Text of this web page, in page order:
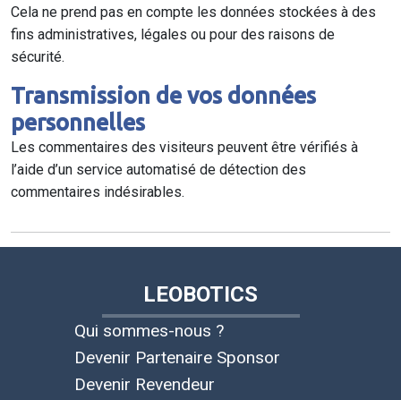
Cela ne prend pas en compte les données stockées à des
fins administratives, légales ou pour des raisons de
sécurité.
Transmission de vos données
personnelles
Les commentaires des visiteurs peuvent être vérifiés à
l’aide d’un service automatisé de détection des
commentaires indésirables.
LEOBOTICS
Qui sommes-nous ?
Devenir Partenaire Sponsor
Devenir Revendeur